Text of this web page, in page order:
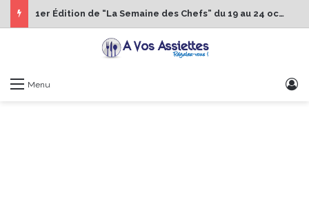
1er Édition de “La Semaine des Chefs” du 19 au 24 octobre 2026
Menu